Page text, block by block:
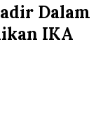
Dalam
IKA